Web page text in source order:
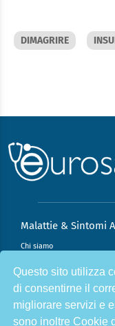
Questo sito utilizza
di consentirne il
migliorare servizi e
sono inoltre Cookie
DIMAGRIRE
Malattie & Sintomi
Chi siamo
Infiammazione e Allergia
Nutrizione e Stili di vita
Cookie Policy